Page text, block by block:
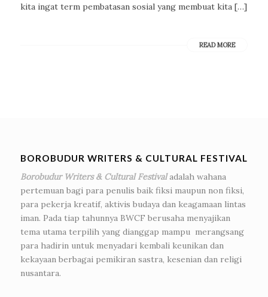
kita ingat term pembatasan sosial yang membuat kita […]
READ MORE
BOROBUDUR WRITERS & CULTURAL FESTIVAL
Borobudur Writers & Cultural Festivaladalah wahana
pertemuan bagi para penulis baik fiksi maupun non fiksi,
para pekerja kreatif, aktivis budaya dan keagamaan lintas
iman. Pada tiap tahunnya BWCF berusaha menyajikan
tema utama terpilih yang dianggap mampu merangsang
para hadirin untuk menyadari kembali keunikan dan
kekayaan berbagai pemikiran sastra, kesenian dan religi
nusantara.